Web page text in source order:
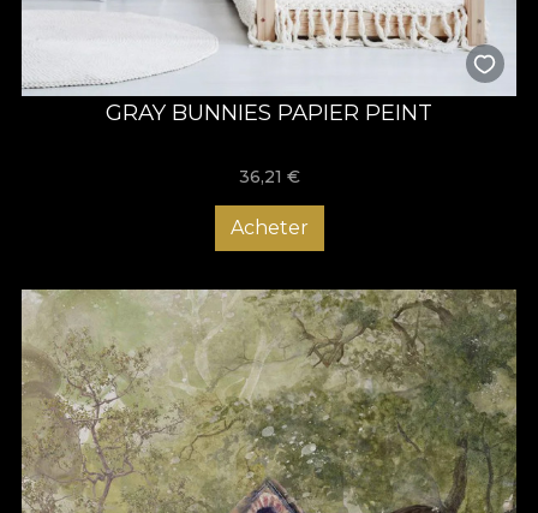
GRAY BUNNIES PAPIER PEINT
36,21 €
Acheter